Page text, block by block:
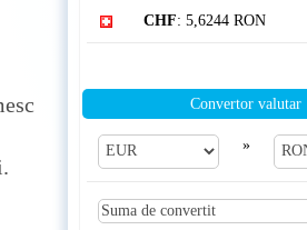
CHF: 5,6244 RON
Convertor valutar
»